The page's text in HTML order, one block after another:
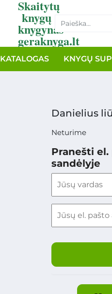
Skaitytų
knygų
knygynas
geraknyga.lt
KATALOGAS KNYGŲ
Danielius
Neturime
Pranešti
sandėlyje